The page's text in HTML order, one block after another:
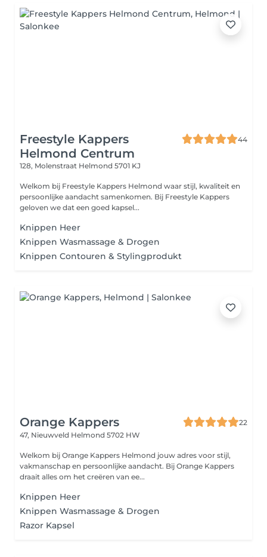
Freestyle Kappers
Helmond Centrum
44
128, Molenstraat Helmond 5701 KJ
Welkom bij Freestyle Kappers Helmond waar stijl, kwaliteit en
persoonlijke aandacht samenkomen. Bij Freestyle Kappers
geloven we dat een goed kapsel...
Knippen Heer
Knippen Wasmassage & Drogen
Knippen Contouren & Stylingprodukt
Orange Kappers
22
47, Nieuwveld Helmond 5702 HW
Welkom bij Orange Kappers Helmond jouw adres voor stijl,
vakmanschap en persoonlijke aandacht. Bij Orange Kappers
draait alles om het creëren van ee...
Knippen Heer
Knippen Wasmassage & Drogen
Razor Kapsel